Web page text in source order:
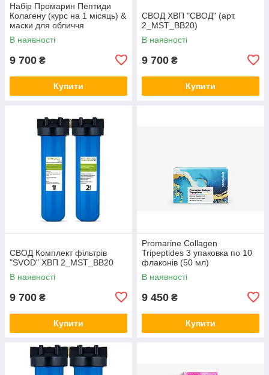
Набір Промарин Пептиди
Колагену (курс на 1 місяць) &
маски для обличчя
біоцелюлозні Skin Harmony
(5 саше)
В наявності
9 700 ₴
Купити
СВОД ХВП "СВОД" (арт.
2_MST_BB20)
В наявності
9 700 ₴
Купити
СВОД Комплект фільтрів
"SVOD" ХВП 2_MST_BB20
В наявності
9 700 ₴
Купити
Promarine Collagen
Tripeptides 3 упаковка по 10
флаконів (50 мл)
В наявності
9 450 ₴
Купити